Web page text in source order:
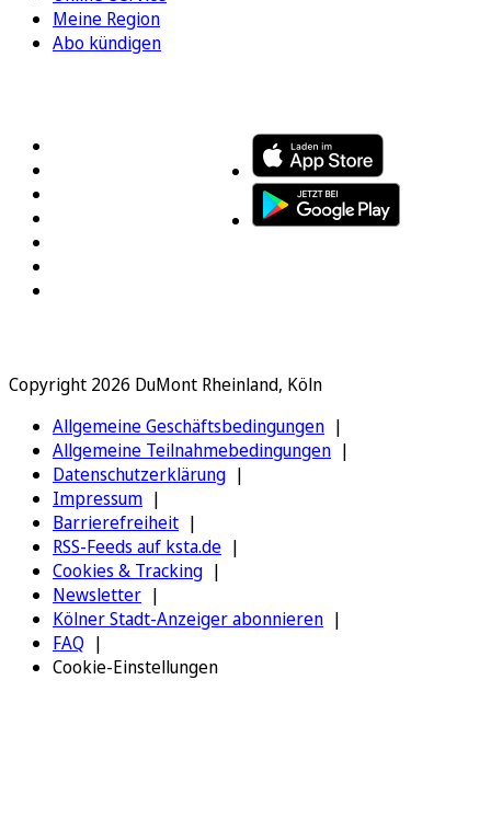
Meine Region
Abo kündigen
Copyright 2026 DuMont Rheinland, Köln
Allgemeine Geschäftsbedingungen
Allgemeine Teilnahmebedingungen
Datenschutzerklärung
Impressum
Barrierefreiheit
RSS-Feeds auf ksta.de
Cookies & Tracking
Newsletter
Kölner Stadt-Anzeiger abonnieren
FAQ
Cookie-Einstellungen